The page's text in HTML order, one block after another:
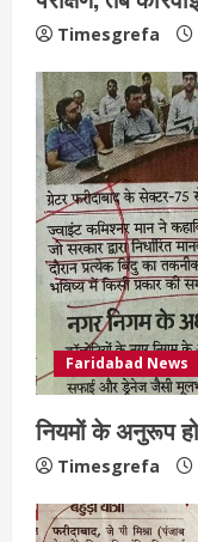
Timesgrefa
Faridabad News
नियमों के अनुरूप
Timesgrefa